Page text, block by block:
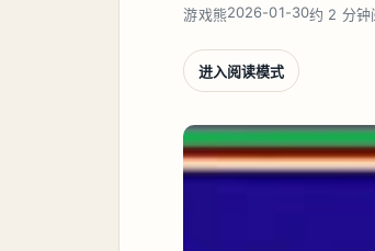
游戏熊2026-01-30约 2 分钟
进入阅读模式